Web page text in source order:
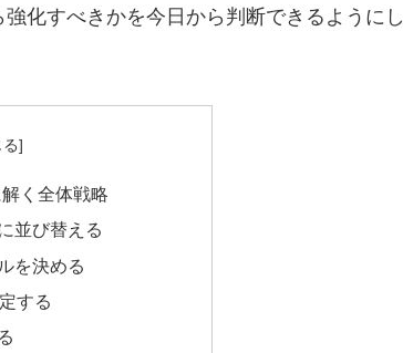
化すべきかを今日から判断できるようにし
く全体戦略
並び替える
を決める
する